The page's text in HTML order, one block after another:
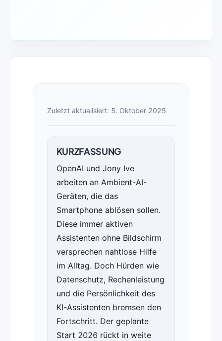
Zuletzt aktualisiert: 5. Oktober 2025
KURZFASSUNG
OpenAI und Jony Ive
arbeiten an Ambient-AI-
Geräten, die das
Smartphone ablösen sollen.
Diese immer aktiven
Assistenten ohne Bildschirm
versprechen nahtlose Hilfe
im Alltag. Doch Hürden wie
Datenschutz, Rechenleistung
und die Persönlichkeit des
KI-Assistenten bremsen den
Fortschritt. Der geplante
Start 2026 rückt in weite